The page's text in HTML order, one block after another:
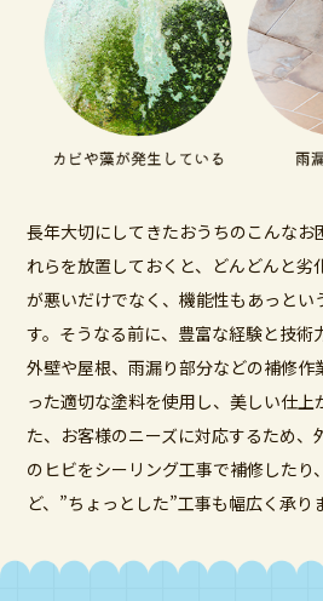
長年大切にしてきたおうちのこんなお
れらを放置しておくと、どんどんと劣
が悪いだけでなく、機能性もあっとい
す。そうなる前に、豊富な経験と技術
外壁や屋根、雨漏り部分などの補修作
った適切な塗料を使用し、美しい仕上
た、お客様のニーズに対応するため、
のヒビをシーリング工事で補修したり
ど、”ちょっとした”工事も幅広く承り